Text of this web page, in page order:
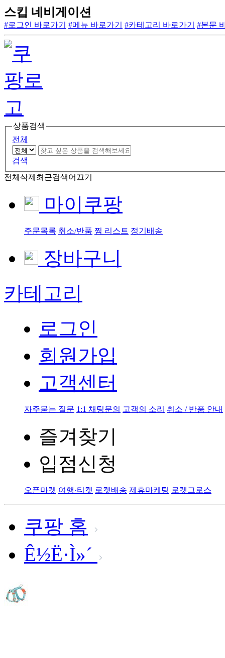
스킵 네비게이션
#로그인 바로가기 #메뉴 바로가기 #카테고리 바로가기 #본문
상품검색
전체
검색
전체삭제 최근검색어끄기
마이쿠팡
주문목록 취소/반품 찜 리스트 정기배송
장바구니
카테고리
로그인
회원가입
고객센터
자주묻는 질문 1:1 채팅문의 고객의 소리 취소 / 반품 안내
즐겨찾기
입점신청
오픈마켓 여행·티켓 로켓배송 제휴마케팅 로켓그로스
쿠팡 홈
Ê½Ë·Ì»´